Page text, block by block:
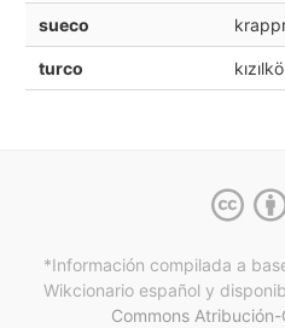
sueco
turco
*Información compilada a
Wikcionario español y
Commons